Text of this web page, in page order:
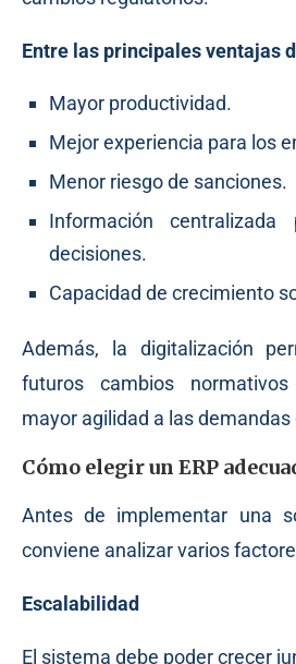
Entre las principales ventajas
Mayor productividad.
Mejor experiencia para los
Menor riesgo de sanciones.
Información
decisiones.
Capacidad de crecimiento
Además, la digitalización
futuros cambios
mayor agilidad a las
Cómo elegir un ERP
Antes de implementar una
conviene analizar varios
Escalabilidad
El sistema debe poder crecer